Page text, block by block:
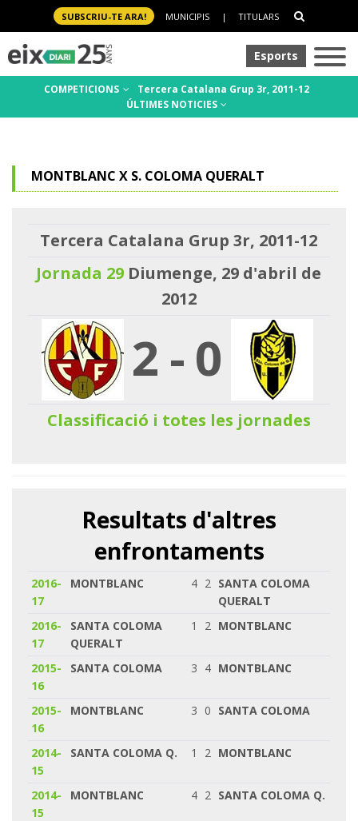
SUBSCRIU-TE ARA! MUNICIPIS | TITULARS
Esports
COMPETICIONS
Tercera Catalana Grup 3r, 2011-12
ÚLTIMES NOTICIES
MONTBLANC X S. COLOMA QUERALT
Tercera Catalana Grup 3r, 2011-12
Jornada 29 Diumenge, 29 d'abril de
2012
2 -0
Classificació i totes les jornades
Resultats d'altres
enfrontaments
2016-
17
MONTBLANC 4 2 SANTA COLOMA
QUERALT
2016-
17
SANTA COLOMA
QUERALT
1 2 MONTBLANC
2015-
16
SANTA COLOMA 3 4 MONTBLANC
2015-
16
MONTBLANC 3 0 SANTA COLOMA
2014-
15
SANTA COLOMA Q. 1 2 MONTBLANC
2014-
15
MONTBLANC 4 2 SANTA COLOMA Q.